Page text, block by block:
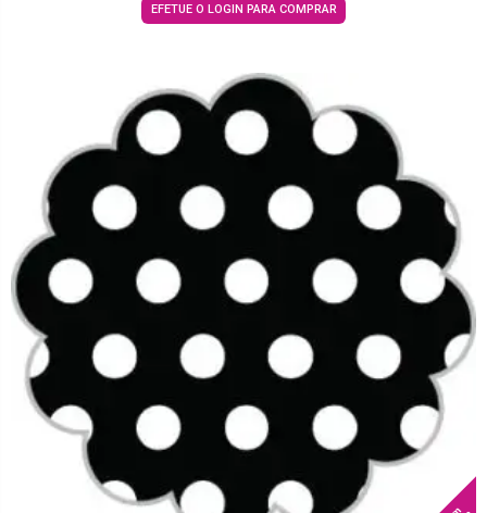
EFETUE O LOGIN PARA COMPRAR